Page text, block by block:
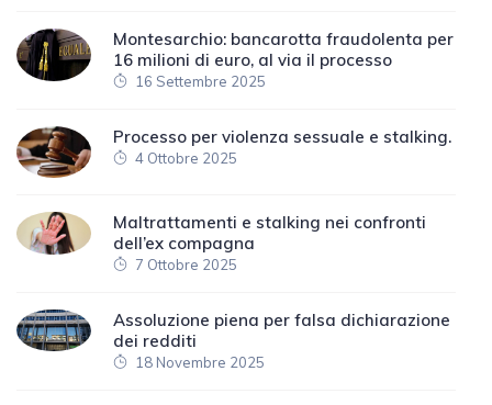
Montesarchio: bancarotta fraudolenta per
16 milioni di euro, al via il processo
16 Settembre 2025
Processo per violenza sessuale e stalking.
4 Ottobre 2025
Maltrattamenti e stalking nei confronti
dell’ex compagna
7 Ottobre 2025
Assoluzione piena per falsa dichiarazione
dei redditi
18 Novembre 2025